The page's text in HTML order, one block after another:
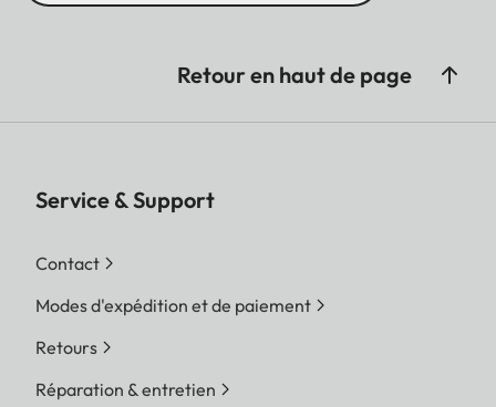
Retour en haut de page
Service & Support
Contact
Modes d'expédition et de paiement
Retours
Réparation & entretien